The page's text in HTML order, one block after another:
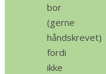
bor
(gerne
håndskrevet)
fordi
ikke